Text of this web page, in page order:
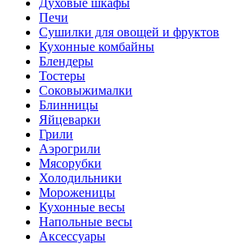
Духовые шкафы
Печи
Сушилки для овощей и фруктов
Кухонные комбайны
Блендеры
Тостеры
Соковыжималки
Блинницы
Яйцеварки
Грили
Аэрогрили
Мясорубки
Холодильники
Мороженицы
Кухонные весы
Напольные весы
Аксессуары